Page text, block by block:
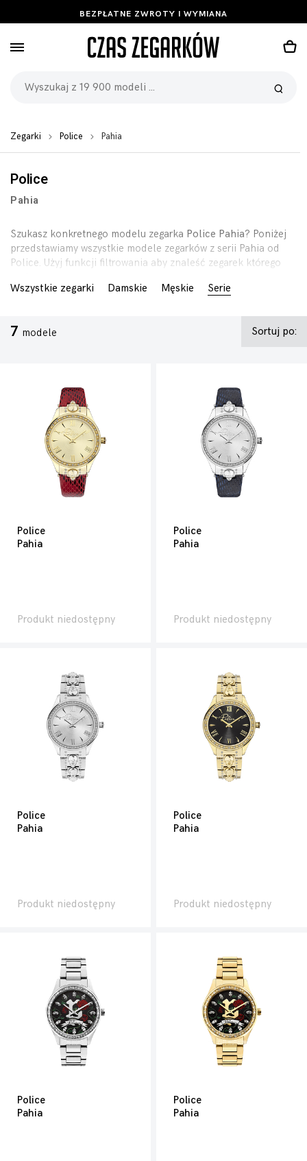
BEZPŁATNE ZWROTY I WYMIANA
Zegarki Police Pahia
Police
Pahia
Szukasz konkretnego modelu zegarka Police Pahia? Poniżej
przedstawiamy wszystkie modele zegarków z serii Pahia od
Police. Użyj funkcji filtrowania aby znaleść zegarek którego
Wszystkie zegarki
Damskie Męskie Serie
7 modele Sortuj po:
Police
Pahia
Produkt niedostępny
Police
Pahia
Produkt niedostępny
Police
Pahia
Produkt niedostępny
Police
Pahia
Produkt niedostępny
Police
Pahia
Police
Pahia